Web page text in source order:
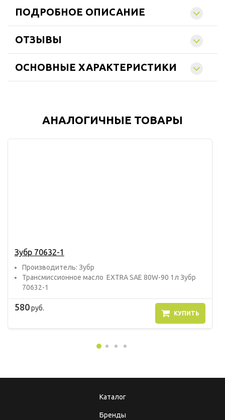
ПОДРОБНОЕ ОПИСАНИЕ
ОТЗЫВЫ
ОСНОВНЫЕ ХАРАКТЕРИСТИКИ
АНАЛОГИЧНЫЕ ТОВАРЫ
Зубр 70632-1
Прoизвoдитель: Зубр
Трансмиссионное масло EXTRA SAE 80W-90 1л Зубр
70632-1
580руб.
КУПИТЬ
Каталог
Бренды